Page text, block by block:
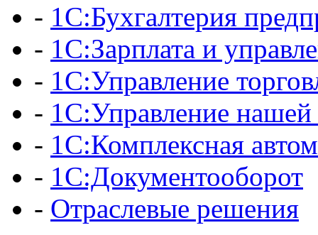
- 1С:Бухгалтерия
- 1С:Зарплата и
- 1С:Управление
- 1С:Управление
- 1С:Комплексная
- 1С:Документооборот
- Отраслевые решения